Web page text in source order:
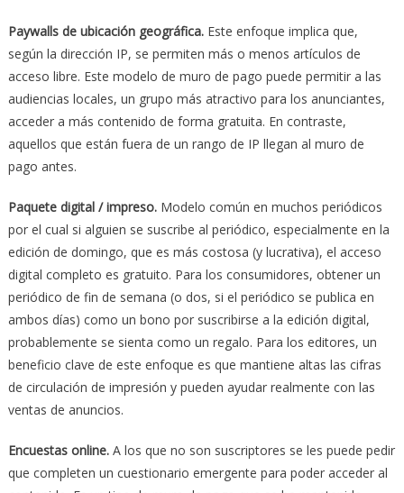
Paywalls de ubicación geográfica.Este enfoque implica que,
según la dirección IP, se permiten más o menos artículos de
acceso libre. Este modelo de muro de pago puede permitir a las
audiencias locales, un grupo más atractivo para los anunciantes,
acceder a más contenido de forma gratuita. En contraste,
aquellos que están fuera de un rango de IP llegan al muro de
pago antes.
Paquete digital / impreso.Modelo común en muchos periódicos
por el cual si alguien se suscribe al periódico, especialmente en la
edición de domingo, que es más costosa (y lucrativa), el acceso
digital completo es gratuito. Para los consumidores, obtener un
periódico de fin de semana (o dos, si el periódico se publica en
ambos días) como un bono por suscribirse a la edición digital,
probablemente se sienta como un regalo. Para los editores, un
beneficio clave de este enfoque es que mantiene altas las cifras
de circulación de impresión y pueden ayudar realmente con las
ventas de anuncios.
Encuestas online.A los que no son suscriptores se les puede pedir
que completen un cuestionario emergente para poder acceder al